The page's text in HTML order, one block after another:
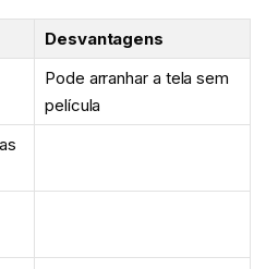
Desvantagens
Pode arranhar a tela sem
película